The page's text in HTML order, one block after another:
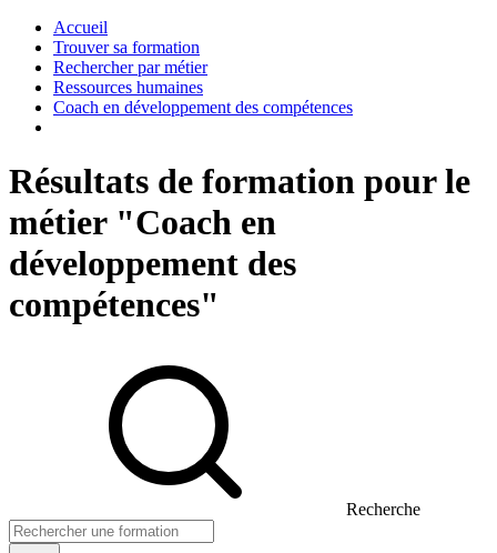
Accueil
Trouver sa formation
Rechercher par métier
Ressources humaines
Coach en développement des compétences
Résultats de formation pour le
métier "Coach en
développement des
compétences"
Recherche